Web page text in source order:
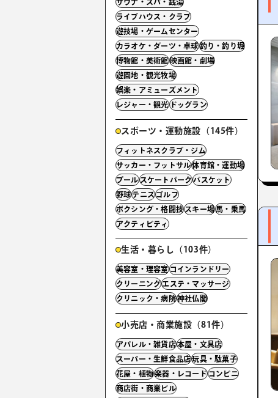
サウナ・スパ・銭湯
ライブハウス・クラブ
遊技場・ゲームセンター
カラオケ・ダーツ・卓球釣り・釣り堀
博物館・美術館映画館・劇場
遊園地・観光牧場
娯楽・アミューズメント
レジャー・観光ドッグラン
スポーツ・運動施設（145件）
フィットネスクラブ・ジム
サッカー・フットサル体育館・運動場
プールスケートパークバスケット
野球テニスゴルフ
ボクシング・格闘技スキー場馬・乗馬
アクティビティ
生活・暮らし（103件）
美容室・理容室コインランドリー
クリーニングエステ・マッサージ
クリニック・病院神社仏閣
小売店・商業施設（81件）
アパレル・雑貨店本屋・文具店
スーパー・生鮮食品店玩具・駄菓子
花屋・植物楽器・レコードコンビニ
商店街・商業ビル